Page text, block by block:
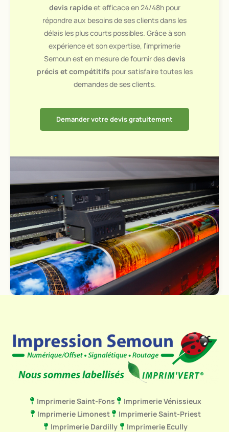
devis rapideet efficace en 24/48h pour
répondre aux besoins de ses clients dans les
délais les plus courts possibles. Grâce à son
expérience et son expertise, l’imprimerie
Semoun est en mesure de fournir desdevis
précis et compétitifs pour satisfaire toutes les
demandes de ses clients.
Demander votre devis gratuitement
Imprimerie Saint-Fons
Imprimerie Vénissieux
Imprimerie Limonest
Imprimerie Saint-Priest
Imprimerie Dardilly
Imprimerie Ecully